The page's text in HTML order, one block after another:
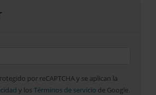
por reCAPTCHA y se aplican la
y los Términos de servicio de Google.